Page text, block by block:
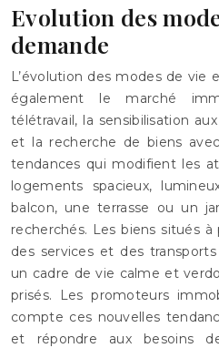
Evolution des
demande
L’évolution des modes de vie
également le marché
télétravail, la sensibilisation
et la recherche de biens
tendances qui modifient les
logements spacieux,
balcon, une terrasse ou un
recherchés. Les biens situés
des services et des
un cadre de vie calme et
prisés. Les promoteurs
compte ces nouvelles
et répondre aux besoins